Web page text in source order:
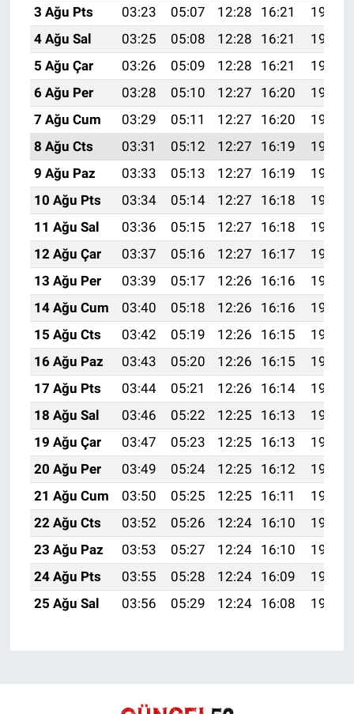
3 Ağu Pts
03:23 05:07 12:28 16:21
19:38
4 Ağu Sal
03:25 05:08 12:28 16:21
19:37
5 Ağu Çar
03:26 05:09 12:28 16:21
19:36
6 Ağu Per
03:28 05:10 12:27 16:20
19:35
7 Ağu Cum
03:29 05:11 12:27 16:20
19:34
8 Ağu Cts
03:31 05:12 12:27 16:19
19:33
9 Ağu Paz
03:33 05:13 12:27 16:19
19:31
10 Ağu Pts
03:34 05:14 12:27 16:18
19:30
11 Ağu Sal
03:36 05:15 12:27 16:18
19:29
12 Ağu Çar
03:37 05:16 12:27 16:17
19:27
13 Ağu Per
03:39 05:17 12:26 16:16
19:26
14 Ağu Cum
03:40 05:18 12:26 16:16
19:25
15 Ağu Cts
03:42 05:19 12:26 16:15
19:23
16 Ağu Paz
03:43 05:20 12:26 16:15
19:22
17 Ağu Pts
03:44 05:21 12:26 16:14
19:20
18 Ağu Sal
03:46 05:22 12:25 16:13
19:19
19 Ağu Çar
03:47 05:23 12:25 16:13
19:18
20 Ağu Per
03:49 05:24 12:25 16:12
19:16
21 Ağu Cum
03:50 05:25 12:25 16:11
19:15
22 Ağu Cts
03:52 05:26 12:24 16:10
19:13
23 Ağu Paz
03:53 05:27 12:24 16:10
19:12
24 Ağu Pts
03:55 05:28 12:24 16:09
19:10
25 Ağu Sal
03:56 05:29 12:24 16:08 19:09